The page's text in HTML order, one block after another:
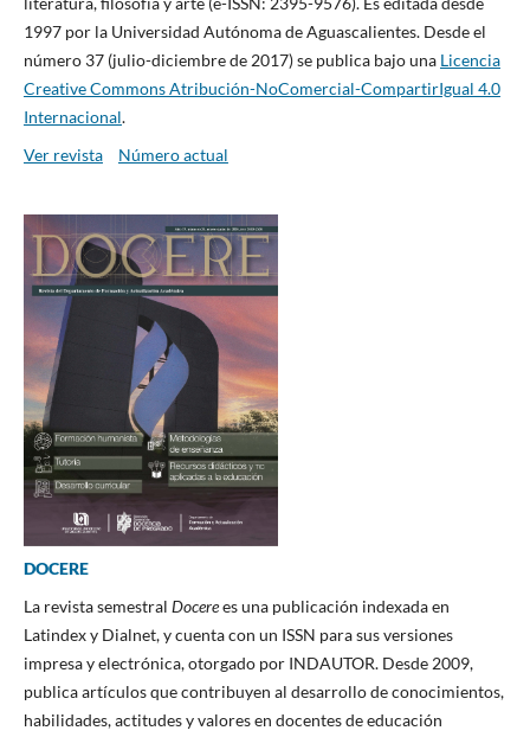
1997 por la Universidad Autónoma de Aguascalientes. Desde el
número 37 (julio-diciembre de 2017) se publica bajo una Licencia
Creative Commons Atribución-NoComercial-CompartirIgual 4.0
Internacional.
Ver revista
Número actual
DOCERE
La revista semestral Docerees una publicación indexada en
Latindex y Dialnet, y cuenta con un ISSN para sus versiones
impresa y electrónica, otorgado por INDAUTOR. Desde 2009,
publica artículos que contribuyen al desarrollo de conocimientos,
habilidades, actitudes y valores en docentes de educación